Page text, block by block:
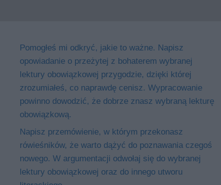
Pomogłeś mi odkryć, jakie to ważne. Napisz
opowiadanie o przeżytej z bohaterem wybranej
lektury obowiązkowej przygodzie, dzięki której
zrozumiałeś, co naprawdę cenisz. Wypracowanie
powinno dowodzić, że dobrze znasz wybraną lekturę
obowiązkową.
Napisz przemówienie, w którym przekonasz
rówieśników, że warto dążyć do poznawania czegoś
nowego. W argumentacji odwołaj się do wybranej
lektury obowiązkowej oraz do innego utworu